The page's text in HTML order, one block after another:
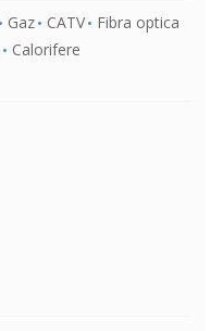
Gaz CATV
Fibra optica
Calorifere